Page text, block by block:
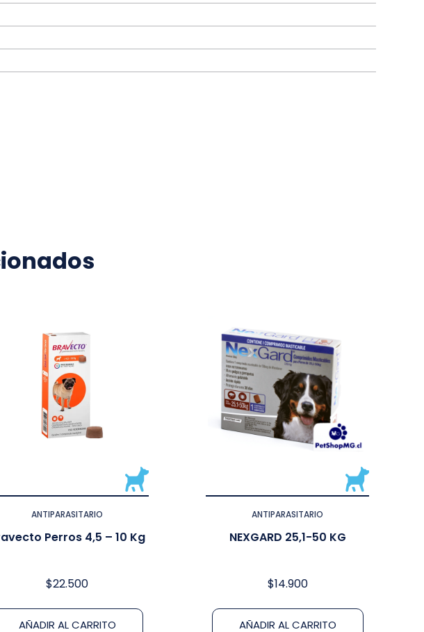
ANTIPARASITARIO
Perros 4,5 – 10 Kg
$22.500
AÑADIR AL CARRITO
ANTIPARASITARIO
NEXGARD 25,1-50 KG
$14.900
AÑADIR AL CARRITO